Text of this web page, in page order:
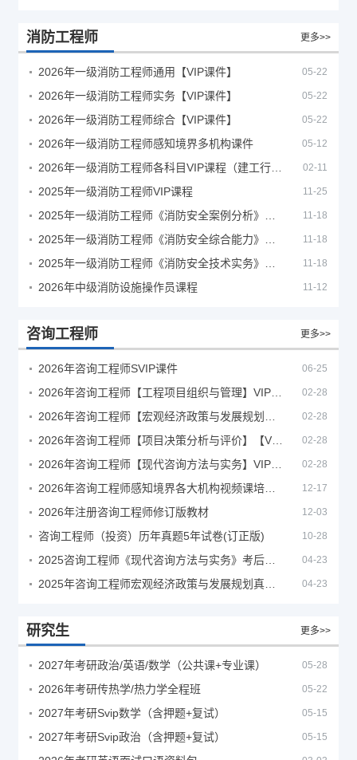
消防工程师 更多>>
2026年一级消防工程师通用【VIP课件】 05-22
2026年一级消防工程师实务【VIP课件】 05-22
2026年一级消防工程师综合【VIP课件】 05-22
2026年一级消防工程师感知境界多机构课件 05-12
02-11
2025年一级消防工程师VIP课程 11-25
11-18
11-18
11-18
2026年中级消防设施操作员课程 11-12
咨询工程师 更多>>
2026年咨询工程师SVIP课件 06-25
02-28
02-28
02-28
02-28
12-17
2026年注册咨询工程师修订版教材 12-03
咨询工程师（投资）历年真题5年试卷(订正版) 10-28
04-23
04-23
研究生 更多>>
2027年考研政治/英语/数学（公共课+专业课） 05-28
2026年考研传热学/热力学全程班 05-22
2027年考研Svip数学（含押题+复试） 05-15
2027年考研Svip政治（含押题+复试） 05-15